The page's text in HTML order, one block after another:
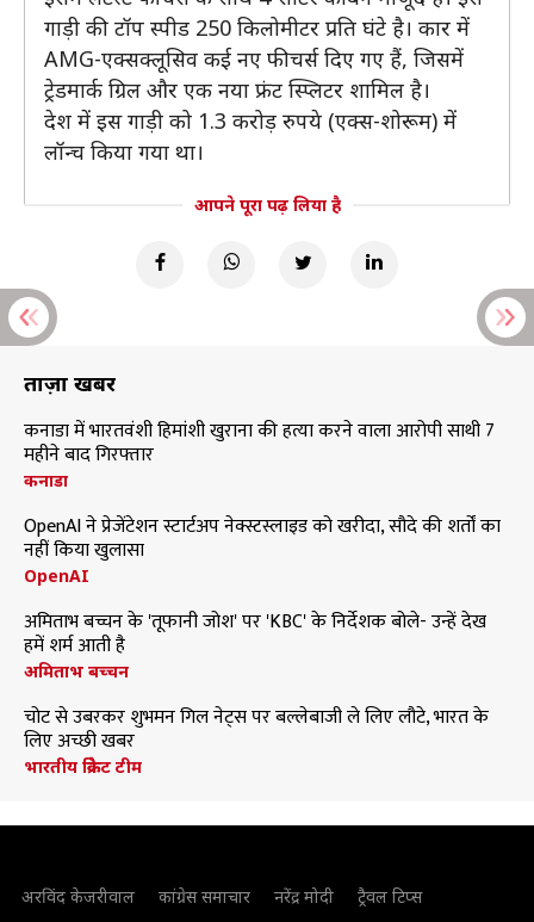
गाड़ी की टॉप स्पीड 250 किलोमीटर प्रति घंटे है। कार में
AMG-एक्सक्लूसिव कई नए फीचर्स दिए गए हैं, जिसमें
ट्रेडमार्क ग्रिल और एक नया फ्रंट स्प्लिटर शामिल है।
देश में इस गाड़ी को 1.3 करोड़ रुपये (एक्स-शोरूम) में
लॉन्च किया गया था।
आपने पूरा पढ़ लिया है
ताज़ा खबरें
कनाडा में भारतवंशी हिमांशी खुराना की हत्या करने वाला आरोपी साथी 7
महीने बाद गिरफ्तार
कनाडा
OpenAI ने प्रेजेंटेशन स्टार्टअप नेक्स्टस्लाइड को खरीदा, सौदे की शर्तों का
नहीं किया खुलासा
OpenAI
अमिताभ बच्चन के 'तूफानी जोश' पर 'KBC' के निर्देशक बोले- उन्हें देख
हमें शर्म आती है
अमिताभ बच्चन
चोट से उबरकर शुभमन गिल नेट्स पर बल्लेबाजी ले लिए लौटे, भारत के
लिए अच्छी खबर
भारतीय क्रिकेट टीम
अरविंद केजरीवाल कांग्रेस समाचार नरेंद्र मोदी ट्रैवल टिप्स